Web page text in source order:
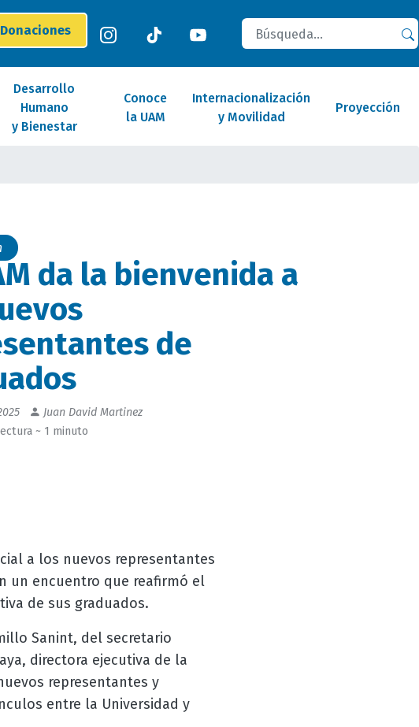
Donaciones
Buscar
Desarrollo
Humano
y Bienestar
Conoce
la UAM
Internacionalización
y Movilidad
Proyección
da la bienvenida a
de
Juan David Martinez
~ 1 minuto
a los nuevos representantes
un encuentro que reafirmó el
de sus graduados.
Sanint, del secretario
directora ejecutiva de la
representantes y
entre la Universidad y